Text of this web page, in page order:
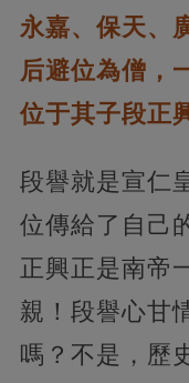
永嘉、保天、
后避位為僧，
位于其子段正
段譽就是宣仁
位傳給了自己
正興正是南帝
親！段譽心甘
嗎？不是，歷